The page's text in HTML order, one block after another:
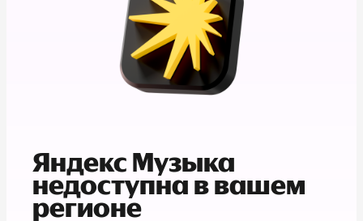
Яндекс Музыка
недоступна в вашем
регионе